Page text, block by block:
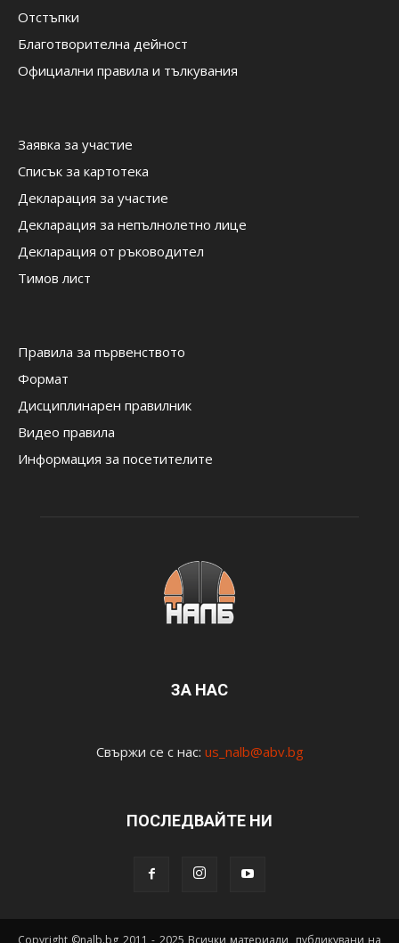
Отстъпки
Благотворителна дейност
Официални правила и тълкувания
Заявка за участие
Списък за картотека
Декларация за участие
Декларация за непълнолетно лице
Декларация от ръководител
Тимов лист
Правила за първенството
Формат
Дисциплинарен правилник
Видео правила
Информация за посетителите
ЗА НАС
Свържи се с нас: us_nalb@abv.bg
ПОСЛЕДВАЙТЕ НИ
Copyright ©nalb.bg 2011 - 2025 Всички материали, публикувани на